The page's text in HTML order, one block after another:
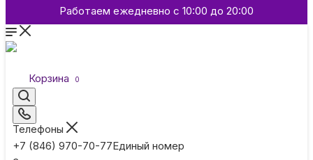
Работаем ежедневно с 10:00 до 20:00
Корзина 0
Телефоны
+7 (846) 970-70-77Единый номер
Смартфоны и гаджеты